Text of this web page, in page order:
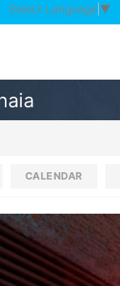
Select Language ▼
CALENDAR